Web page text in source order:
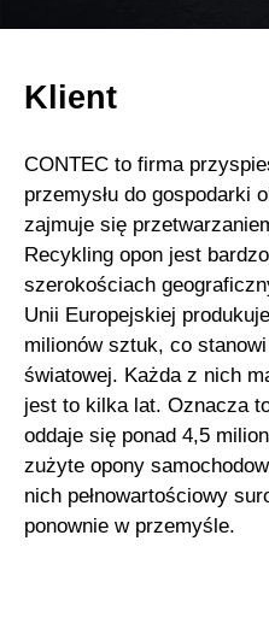
Klient
CONTEC to firma
przemysłu do gospodarki
zajmuje się
Recykling opon jest
szerokościach
Unii Europejskiej
milionów sztuk, co
światowej. Każda z nich
jest to kilka lat. Oznacza
oddaje się ponad 4,5
zużyte opony
nich pełnowartościowy
ponownie w przemyśle.